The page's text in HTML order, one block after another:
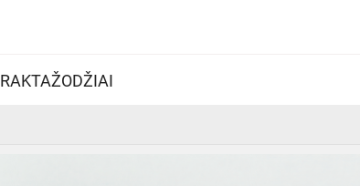
RAKTAŽODŽIAI